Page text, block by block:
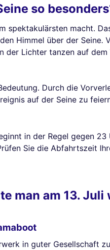
so
spektakulärsten macht.
Himmel über der Seine.
Lichter tanzen auf
Durch die
auf der Seine zu
in der Regel gegen
Sie die Abfahrtszeit
man am 13. Juli
in guter Gesellschaft